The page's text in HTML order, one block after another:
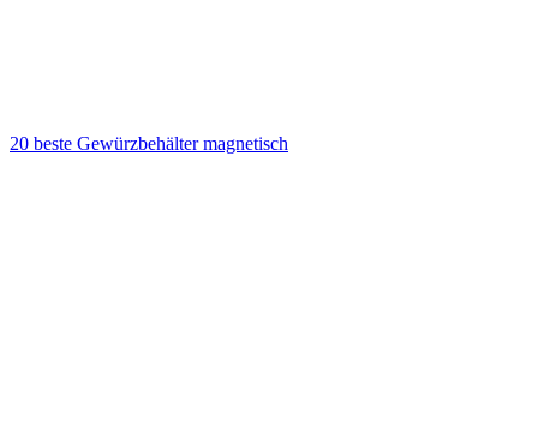
20 beste Gewürzbehälter magnetisch